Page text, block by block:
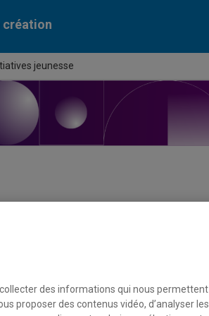
création
jeunesse
jeunesse
des informations qui nous permettent
proposer des contenus vidéo, d’analyser les